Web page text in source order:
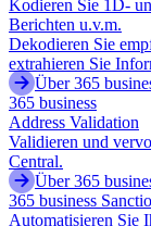
Kodieren Sie 1D-
Berichten u.v.m.
Dekodieren Sie
extrahieren Sie
Über 365
365 business
Address Validation
Validieren und
Central.
Über 365
365 business
Automatisieren Sie